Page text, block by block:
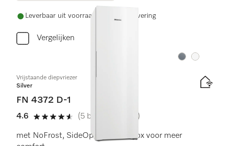
Leverbaar uit voorraad met gratis levering
Vergelijken
Kleur:Kleur:
Vrijstaande diepvriezer
Silver
FN 4372 D-1
4.6
4.6 sterren van de 5
(5 beoordelingen)
met NoFrost, SideOpen en XXL box voor meer